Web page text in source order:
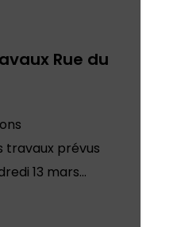
Rue du
travaux prévus
13 mars...